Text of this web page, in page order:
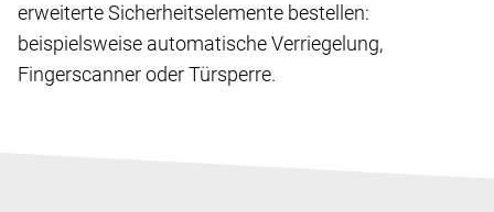
erweiterte Sicherheitselemente bestellen:
beispielsweise automatische Verriegelung,
Fingerscanner oder Türsperre.